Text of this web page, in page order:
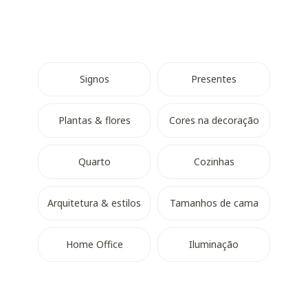
Signos Presentes
Plantas & flores Cores na decoração
Quarto Cozinhas
Arquitetura & estilos Tamanhos de cama
Home Office Iluminação